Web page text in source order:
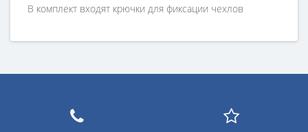
В комплект входят крючки для фиксации чехлов